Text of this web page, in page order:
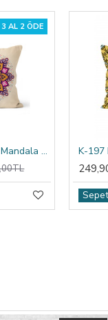
3 AL 2 ÖDE
K- 171 Colorful Mandala Tribal Çift Tarafı Baskılı Kırlent Kılıfı